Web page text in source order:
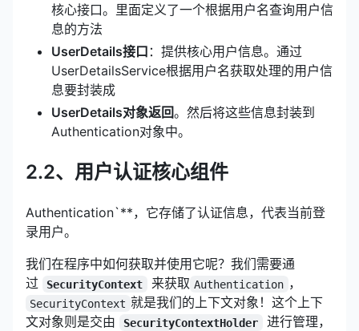
核心接口。里面定义了一个根据用户名查询用户信
息的方法
UserDetails接口 ：提供核心用户信息。通过
UserDetailsService根据用户名获取处理的用户信
息要封装成
UserDetails对象返回。然后将这些信息封装到
Authentication对象中。
2.2、用户认证核心组件
Authentication`**，它存储了认证信息，代表当前登
录用户。
我们在程序中如何获取并使用它呢？我们需要通
过
SecurityContext 来获取 Authentication ，
SecurityContext 就是我们的上下文对象！这个上下
文对象则是交由
SecurityContextHolder
进行管理，